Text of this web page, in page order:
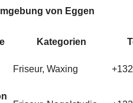
von Eggen
Kategorien
Friseur, Waxing